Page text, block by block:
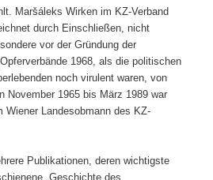
Maršáleks Wirken im KZ-Verband
durch Einschließen, nicht
vor der Gründung der
1968, als die politischen
noch virulent waren, von
November 1965 bis März 1989 war
Wiener Landesobmann des KZ-
Publikationen, deren wichtigste
„Geschichte des